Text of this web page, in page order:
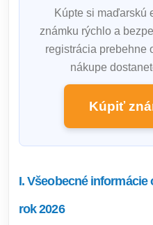
Kúpte si maďarskú
známku rýchlo a
registrácia prebehne
nákupe
Kúpiť
I. Všeobecné
rok 2026